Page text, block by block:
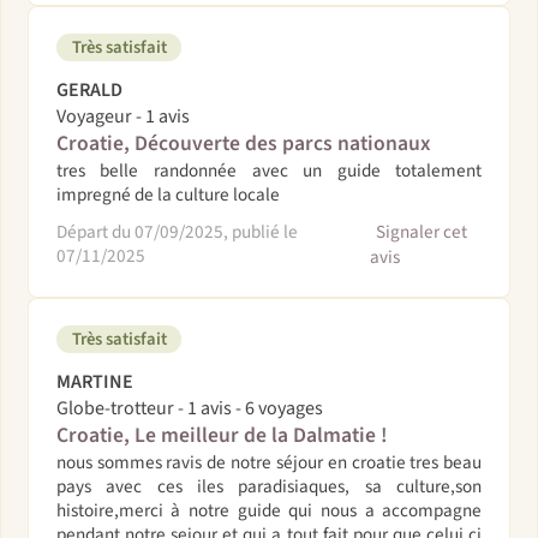
Très satisfait
GERALD
Voyageur - 1 avis
Croatie, Découverte des parcs nationaux
tres belle randonnée avec un guide totalement
impregné de la culture locale
Départ du 07/09/2025, publié le
07/11/2025
Signaler cet
avis
Très satisfait
MARTINE
Globe-trotteur - 1 avis - 6 voyages
Croatie, Le meilleur de la Dalmatie !
nous sommes ravis de notre séjour en croatie tres beau
pays avec ces iles paradisiaques, sa culture,son
histoire,merci à notre guide qui nous a accompagne